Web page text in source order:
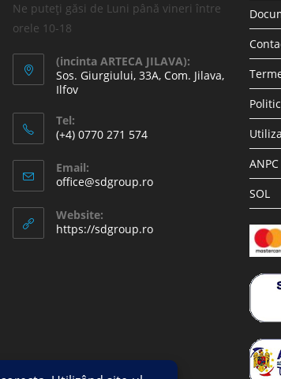
Ne puteți găsi de Luni până vineri între
orele 10-18
(incinta ARTECA JILAVA):
Sos. Giurgiului, 33A, Com. Jilava,
Ilfov
Tel:
(+4) 0770 271 574
Email:
office@sdgroup.ro
Website:
https://sdgroup.ro
ANPC
SOL